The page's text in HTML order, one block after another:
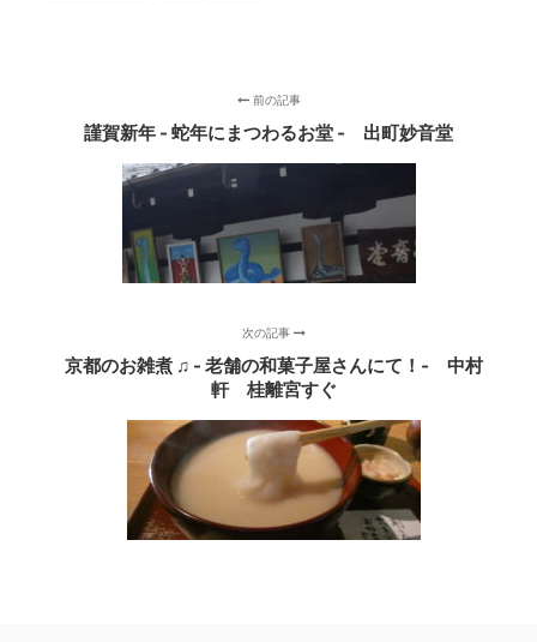
前の記事
謹賀新年 - 蛇年にまつわるお堂 ‐ 出町妙音堂
次の記事
京都のお雑煮 ♫ - 老舗の和菓子屋さんにて！‐ 中村
軒 桂離宮すぐ